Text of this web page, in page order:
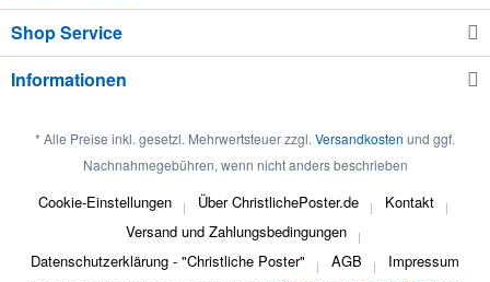
Shop Service
Informationen
* Alle Preise inkl. gesetzl. Mehrwertsteuer zzgl.Versandkosten und ggf.
Nachnahmegebühren, wenn nicht anders beschrieben
Cookie-Einstellungen Über ChristlichePoster.de
Kontakt
Versand und Zahlungsbedingungen
Datenschutzerklärung - "Christliche Poster"
AGB
Impressum